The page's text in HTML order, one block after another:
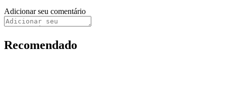
Adicionar seu comentário
Recomendado